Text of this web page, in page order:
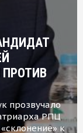
прозвучало
РПЦ
к